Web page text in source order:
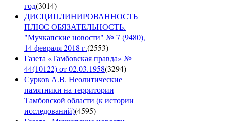
год(3014)
ДИСЦИПЛИНИРОВАННОСТЬ
ПЛЮС ОБЯЗАТЕЛЬНОСТЬ.
"Мучкапские новости" № 7 (9480),
14 февраля 2018 г.(2553)
Газета «Тамбовская правда» №
44(10122) от 02.03.1958(3294)
Сурков А.В. Неолитические
памятники на территории
Тамбовской области (к истории
исследований)(4595)